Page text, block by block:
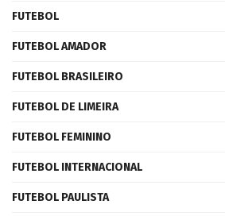
FUTEBOL
FUTEBOL AMADOR
FUTEBOL BRASILEIRO
FUTEBOL DE LIMEIRA
FUTEBOL FEMININO
FUTEBOL INTERNACIONAL
FUTEBOL PAULISTA